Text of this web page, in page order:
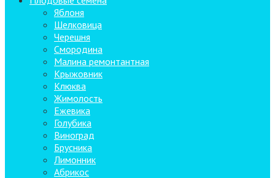
Яблоня
Шелковица
Черешня
Смородина
Малина ремонтантная
Крыжовник
Клюква
Жимолость
Ежевика
Голубика
Виноград
Брусника
Лимонник
Абрикос